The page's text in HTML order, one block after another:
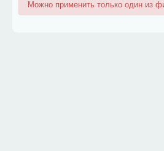
Можно применить только один из